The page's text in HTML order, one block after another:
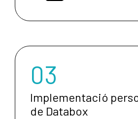
03
Implementació
de Databox